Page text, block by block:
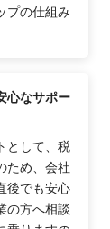
プの仕組み
心なサポー
として、税
ため、会社
後でも安心
の方へ相談